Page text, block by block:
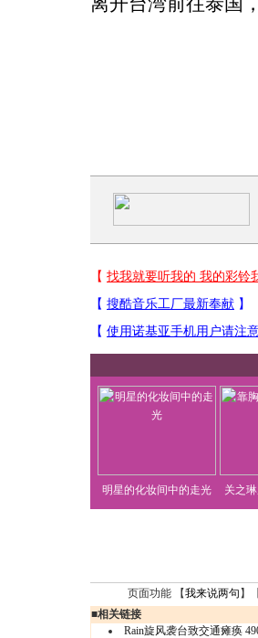
明星的化妆间中的走光 关之
页面功能 【我来说两句 】
■相关链接
Rain旋风袭台致交通瘫痪